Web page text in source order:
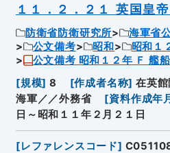
１１．２．２１ 英国皇
防衛省防衛研究所 海軍省
公文備考
昭和
昭和１
公文備考 昭和１２年 Ｆ 艦
[規模] 8 [作成者名称] 在英
海軍／／外務省
[資料作成年
日～昭和１１年２月２１日
[レファレンスコード]